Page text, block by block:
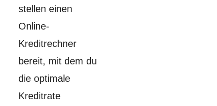
stellen einen
Online-
Kreditrechner
bereit, mit dem du
die optimale
Kreditrate